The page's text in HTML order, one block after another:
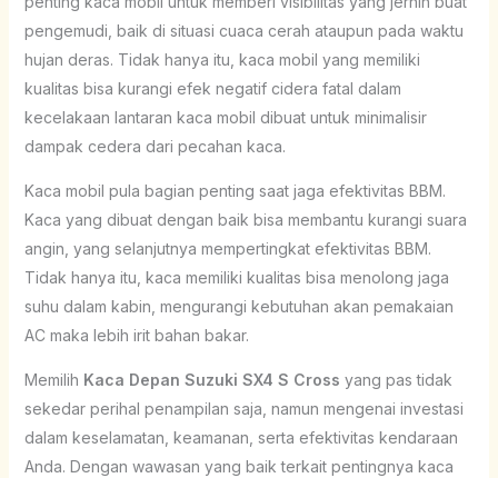
pengemudi, baik di situasi cuaca cerah ataupun pada waktu
hujan deras. Tidak hanya itu, kaca mobil yang memiliki
kualitas bisa kurangi efek negatif cidera fatal dalam
kecelakaan lantaran kaca mobil dibuat untuk minimalisir
dampak cedera dari pecahan kaca.
Kaca mobil pula bagian penting saat jaga efektivitas BBM.
Kaca yang dibuat dengan baik bisa membantu kurangi suara
angin, yang selanjutnya mempertingkat efektivitas BBM.
Tidak hanya itu, kaca memiliki kualitas bisa menolong jaga
suhu dalam kabin, mengurangi kebutuhan akan pemakaian
AC maka lebih irit bahan bakar.
Memilih Kaca Depan Suzuki SX4 S Cross yang pas tidak
sekedar perihal penampilan saja, namun mengenai investasi
dalam keselamatan, keamanan, serta efektivitas kendaraan
Anda. Dengan wawasan yang baik terkait pentingnya kaca